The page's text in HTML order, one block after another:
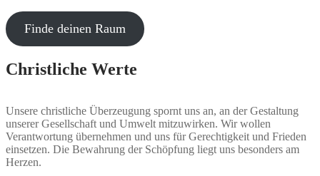
Finde deinen Raum
Christliche Werte
Unsere christliche Überzeugung spornt uns an, an der Gestaltung
unserer Gesellschaft und Umwelt mitzuwirken. Wir wollen
Verantwortung übernehmen und uns für Gerechtigkeit und Frieden
einsetzen. Die Bewahrung der Schöpfung liegt uns besonders am
Herzen.